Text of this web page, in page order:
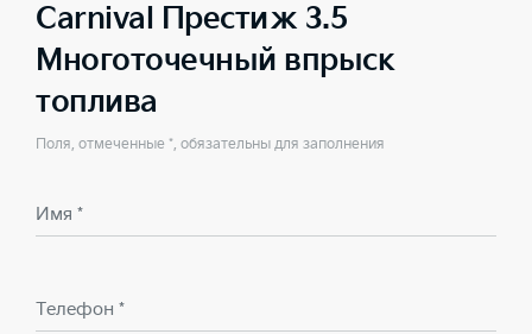
Carnival Престиж 3.5
Многоточечный впрыск
топлива
Поля, отмеченные *, обязательны для заполнения
Имя *
Телефон *